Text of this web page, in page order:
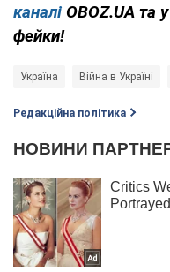
каналі OBOZ.UA та у
фейки!
Україна Війна в Україні
Редакційна політика